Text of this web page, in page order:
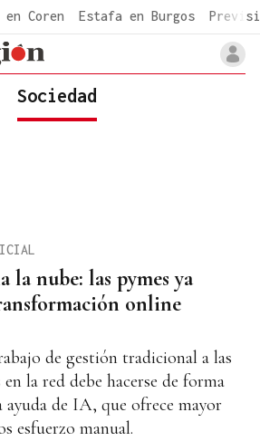
Coren Estafa en Burgos
Sociedad
la nube: las pymes ya
online
de gestión tradicional a las
la red debe hacerse de forma
ayuda de IA, que ofrece mayor
esfuerzo manual.